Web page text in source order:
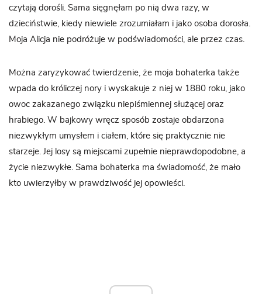
czytają dorośli. Sama sięgnęłam po nią dwa razy, w
dzieciństwie, kiedy niewiele zrozumiałam i jako osoba dorosła.
Moja Alicja nie podróżuje w podświadomości, ale przez czas.
Można zaryzykować twierdzenie, że moja bohaterka także
wpada do króliczej nory i wyskakuje z niej w 1880 roku, jako
owoc zakazanego związku niepiśmiennej służącej oraz
hrabiego. W bajkowy wręcz sposób zostaje obdarzona
niezwykłym umysłem i ciałem, które się praktycznie nie
starzeje. Jej losy są miejscami zupełnie nieprawdopodobne, a
życie niezwykłe. Sama bohaterka ma świadomość, że mało
kto uwierzyłby w prawdziwość jej opowieści.